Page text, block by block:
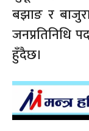
बझाङ र
जनप्रतिनिधि
हुँदैछ।